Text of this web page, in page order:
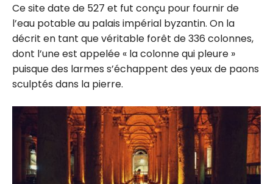
Ce site date de 527 et fut conçu pour fournir de
l’eau potable au palais impérial byzantin. On la
décrit en tant que véritable forêt de 336 colonnes,
dont l’une est appelée « la colonne qui pleure »
puisque des larmes s’échappent des yeux de paons
sculptés dans la pierre.